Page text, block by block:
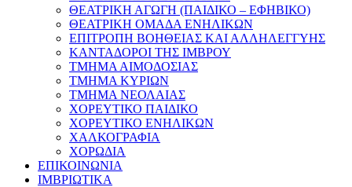
ΘΕΑΤΡΙΚΗ ΑΓΩΓΗ (ΠΑΙΔΙΚΟ – ΕΦΗΒΙΚΟ)
ΘΕΑΤΡΙΚΗ ΟΜΑΔΑ ΕΝΗΛΙΚΩΝ
ΕΠΙΤΡΟΠΗ ΒΟΗΘΕΙΑΣ ΚΑΙ ΑΛΛΗΛΕΓΓΥΗΣ
ΚΑΝΤΑΔΟΡΟΙ ΤΗΣ ΙΜΒΡΟΥ
ΤΜΗΜΑ ΑΙΜΟΔΟΣΙΑΣ
ΤΜΗΜΑ ΚΥΡΙΩΝ
ΤΜΗΜΑ ΝΕΟΛΑΙΑΣ
ΧΟΡΕΥΤΙΚΟ ΠΑΙΔΙΚΟ
ΧΟΡΕΥΤΙΚΟ ΕΝΗΛΙΚΩΝ
ΧΑΛΚΟΓΡΑΦΙΑ
ΧΟΡΩΔΙΑ
ΕΠΙΚΟΙΝΩΝΙΑ
ΙΜΒΡΙΩΤΙΚΑ